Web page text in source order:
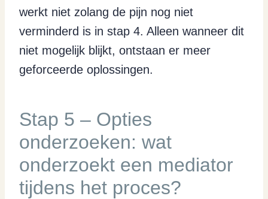
werkt niet zolang de pijn nog niet
verminderd is in stap 4. Alleen wanneer dit
niet mogelijk blijkt, ontstaan er meer
geforceerde oplossingen.
Stap 5 – Opties
onderzoeken: wat
onderzoekt een mediator
tijdens het proces?